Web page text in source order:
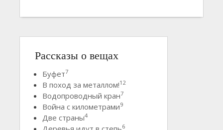
Рассказы о вещах
Буфет7
В поход за металлом!12
Водопроводный кран7
Война с километрами9
Две страны4
6